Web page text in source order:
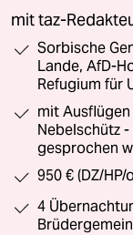
mit taz-
Sorbische
Lande, AfD-
Refugium für
mit
Nebelschütz
gesprochen
950 € (DZ/
4